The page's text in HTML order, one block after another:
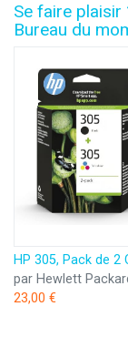
Se faire plaisir
Bureau du
par Hewlett
23,00 €